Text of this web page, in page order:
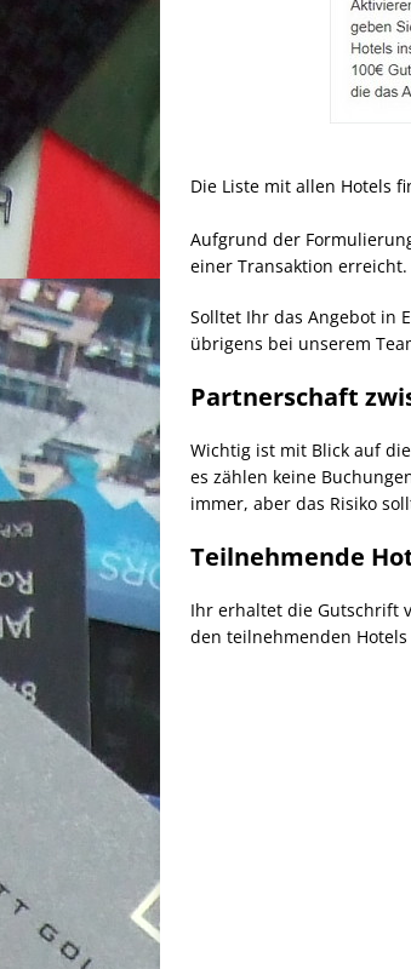
Die Liste mit allen Hotels
Aufgrund der
einer Transaktion
Solltet Ihr das Angebot in
übrigens bei unserem
Partnerschaft
Wichtig ist mit Blick auf
es zählen keine
immer, aber das Risiko
Teilnehmende
Ihr erhaltet die Gutschrift
den teilnehmenden